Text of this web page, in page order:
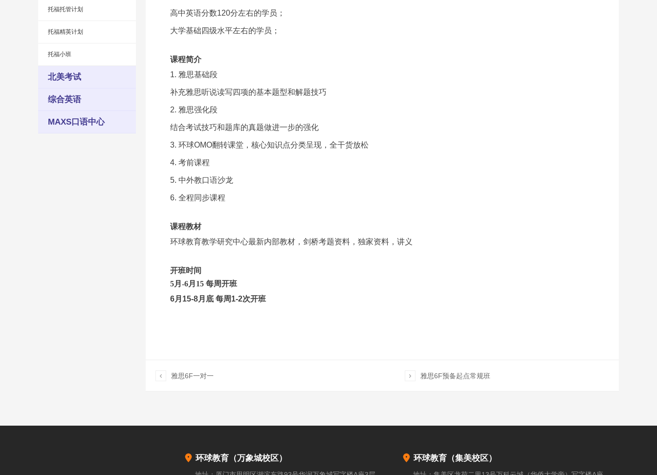
托福托管计划
托福精英计划
托福小班
北美考试
综合英语
MAXS口语中心
高中英语分数120分左右的学员；
大学基础四级水平左右的学员；
课程简介
1. 雅思基础段
补充雅思听说读写四项的基本题型和解题技巧
2. 雅思强化段
结合考试技巧和题库的真题做进一步的强化
3. 环球OMO翻转课堂，核心知识点分类呈现，全干货放松
4. 考前课程
5. 中外教口语沙龙
6. 全程同步课程
课程教材
环球教育教学研究中心最新内部教材，剑桥考题资料，独家资料，讲义
开班时间
5月-6月15 每周开班
6月15-8月底 每周1-2次开班
 雅思6F一对一  雅思6F预备起点常规班
 环球教育（万象城校区）  环球教育（集美校区）